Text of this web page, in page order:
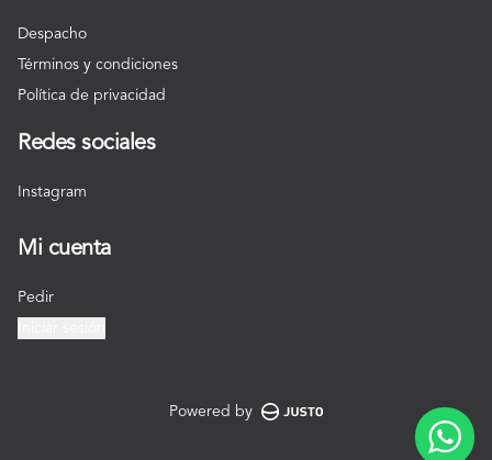
Despacho
Términos y condiciones
Política de privacidad
Redes sociales
Instagram
Mi cuenta
Pedir
Powered by